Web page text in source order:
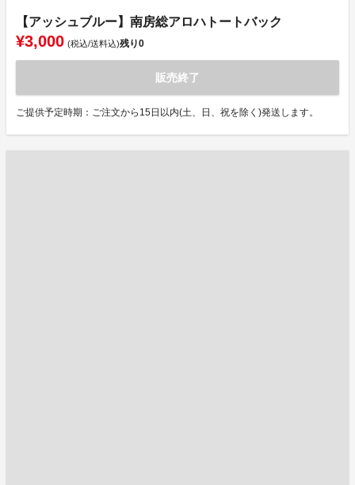
【アッシュブルー】南房総アロハトートバック
¥3,000 (税込/送料込)残り0
販売終了
ご提供予定時期：ご注文から15日以内(土、日、祝を除く)発送します。